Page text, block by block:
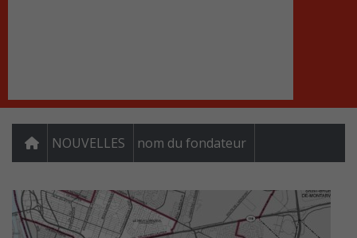
NOUVELLES nom du fondateur